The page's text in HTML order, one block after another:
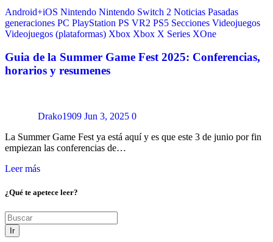
Android+iOS Nintendo Nintendo Switch 2 Noticias Pasadas
generaciones PC PlayStation PS VR2 PS5 Secciones Videojuegos
Videojuegos (plataformas) Xbox Xbox X Series XOne
Guia de la Summer Game Fest 2025: Conferencias,
horarios y resumenes
Drako1909 Jun 3, 2025 0
La Summer Game Fest ya está aquí y es que este 3 de junio por fin
empiezan las conferencias de…
Leer más
¿Qué te apetece leer?
Ir